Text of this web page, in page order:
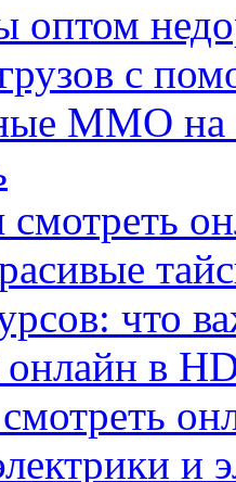
оптом
с
MMO
что
в
и